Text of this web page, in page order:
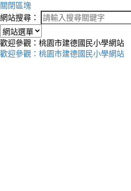
關閉區塊
網站搜尋：
歡迎參觀：桃園市建德國民小學網站
歡迎參觀：桃園市建德國民小學網站